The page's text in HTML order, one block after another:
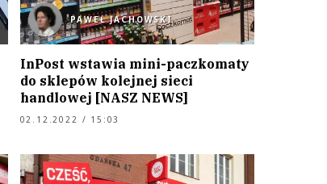
PAWEŁ JACHOWSKI
InPost wstawia mini-paczkomaty
do sklepów kolejnej sieci
handlowej [NASZ NEWS]
02.12.2022 / 15:03